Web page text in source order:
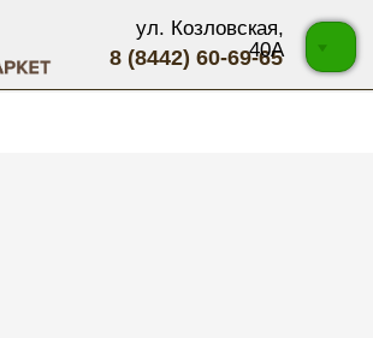
8 (8442) 60-69-65
ул. Козловская,
40А